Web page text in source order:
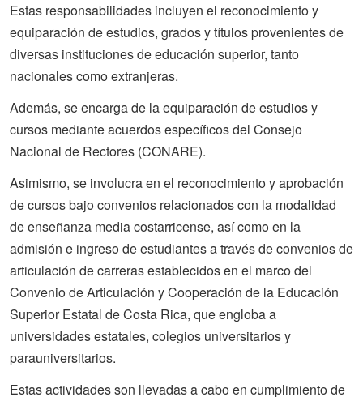
Estas responsabilidades incluyen el reconocimiento y
equiparación de estudios, grados y títulos provenientes de
diversas instituciones de educación superior, tanto
nacionales como extranjeras.
Además, se encarga de la equiparación de estudios y
cursos mediante acuerdos específicos del Consejo
Nacional de Rectores (CONARE).
Asimismo, se involucra en el reconocimiento y aprobación
de cursos bajo convenios relacionados con la modalidad
de enseñanza media costarricense, así como en la
admisión e ingreso de estudiantes a través de convenios de
articulación de carreras establecidos en el marco del
Convenio de Articulación y Cooperación de la Educación
Superior Estatal de Costa Rica, que engloba a
universidades estatales, colegios universitarios y
parauniversitarios.
Estas actividades son llevadas a cabo en cumplimiento de